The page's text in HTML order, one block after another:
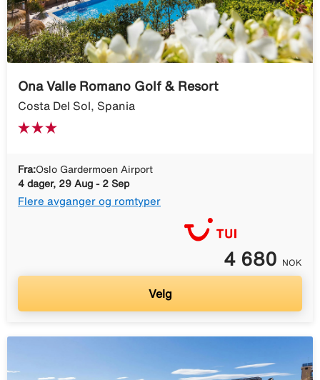
Ona Valle Romano Golf & Resort
Costa Del Sol, Spania
Fra:Oslo Gardermoen Airport
4 dager, 29 Aug - 2 Sep
Flere avganger og romtyper
4 680 NOK
Velg